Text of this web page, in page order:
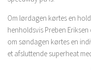
Om lørdagen kørtes en
henholdsvis Preben
om søndagen kørtes en
et afsluttende superheat